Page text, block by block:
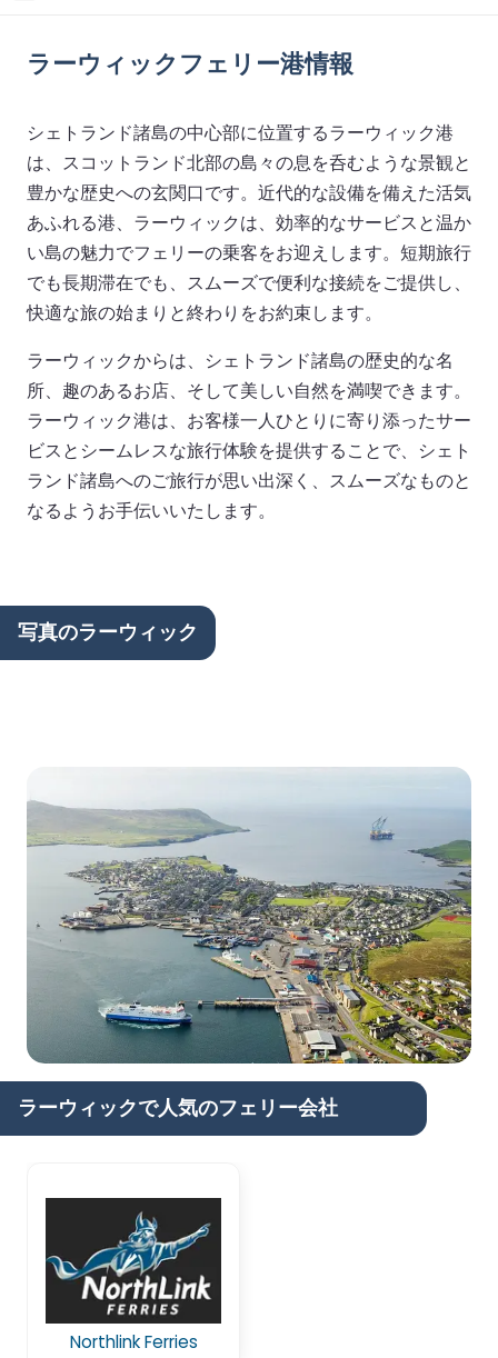
ラーウィックフェリー港情報
シェトランド諸島の中心部に位置するラーウィック港
は、スコットランド北部の島々の息を呑むような景観と
豊かな歴史への玄関口です。近代的な設備を備えた活気
あふれる港、ラーウィックは、効率的なサービスと温か
い島の魅力でフェリーの乗客をお迎えします。短期旅行
でも長期滞在でも、スムーズで便利な接続をご提供し、
快適な旅の始まりと終わりをお約束します。
ラーウィックからは、シェトランド諸島の歴史的な名
所、趣のあるお店、そして美しい自然を満喫できます。
ラーウィック港は、お客様一人ひとりに寄り添ったサー
ビスとシームレスな旅行体験を提供することで、シェト
ランド諸島へのご旅行が思い出深く、スムーズなものと
なるようお手伝いいたします。
写真のラーウィック
ラーウィックで人気のフェリー会社
Northlink Ferries